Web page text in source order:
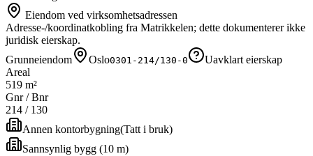
Eiendom ved virksomhetsadressen
Adresse-/koordinatkobling fra Matrikkelen; dette dokumenterer ikke
juridisk eierskap.
Grunneiendom
Oslo0301-214/130-0
Uavklart eierskap
Areal
519 m²
Gnr / Bnr
214 / 130
Annen kontorbygning(Tatt i bruk)
Sannsynlig bygg (10 m)